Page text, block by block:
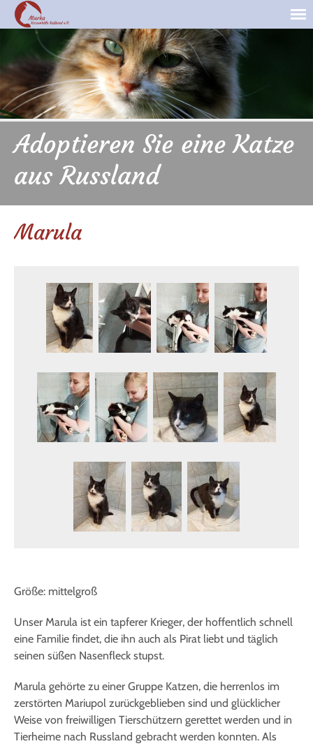
Adoptieren Sie eine Katze
aus Russland
Marula
Größe: mittelgroß
Unser Marula ist ein tapferer Krieger, der hoffentlich schnell
eine Familie findet, die ihn auch als Pirat liebt und täglich
seinen süßen Nasenfleck stupst.
Marula gehörte zu einer Gruppe Katzen, die herrenlos im
zerstörten Mariupol zurückgeblieben sind und glücklicher
Weise von freiwilligen Tierschützern gerettet werden und in
Tierheime nach Russland gebracht werden konnten. Als